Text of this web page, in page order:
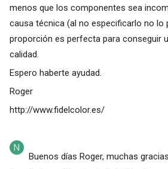
menos que los componentes sea
causa técnica (al no especificarlo no lo
proporción es perfecta para conseguir
calidad.
Espero haberte ayudad.
Roger
http://www.fidelcolor.es/
Buenos días Roger, muchas